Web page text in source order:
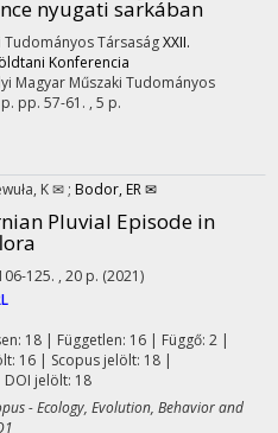
nyugati sarkában
Tudományos TársaságXXII.
Konferencia
Magyar Műszaki Tudományos
pp. 57-61. , 5 p.
K ✉ ; Bodor, ER ✉
Pluvial Episode in
125. , 20 p. (2021)
18| Független: 16 | Függő: 2 |
16 | Scopus jelölt: 18 |
jelölt: 18
- Ecology, Evolution, Behavior and